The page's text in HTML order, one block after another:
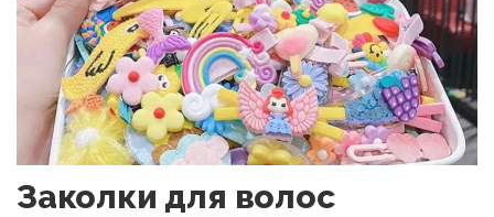
Заколки для волос